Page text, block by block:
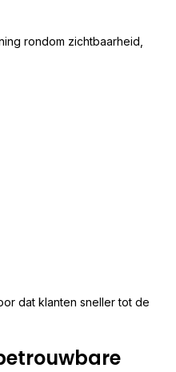
rondom zichtbaarheid,
dat klanten sneller tot de